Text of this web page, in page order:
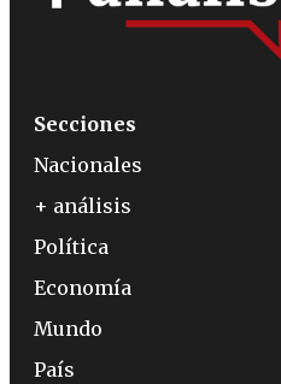
Secciones
Nacionales
+ análisis
Política
Economía
Mundo
País